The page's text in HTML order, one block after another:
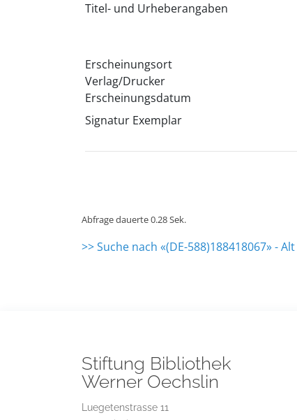
Titel- und Urheberangaben
Erscheinungsort
Verlag/Drucker
Erscheinungsdatum
Signatur Exemplar
Abfrage dauerte 0.28 Sek.
>> Suche nach «(DE-588)188418067» -
Stiftung Bibliothek
Werner Oechslin
Luegetenstrasse 11